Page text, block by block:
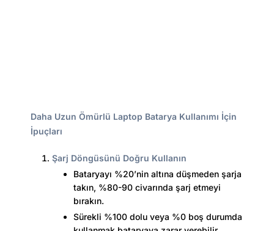
Daha Uzun Ömürlü Laptop Batarya Kullanımı İçin
İpuçları
Şarj Döngüsünü Doğru Kullanın
Bataryayı %20’nin altına düşmeden şarja
takın, %80-90 civarında şarj etmeyi
bırakın.
Sürekli %100 dolu veya %0 boş durumda